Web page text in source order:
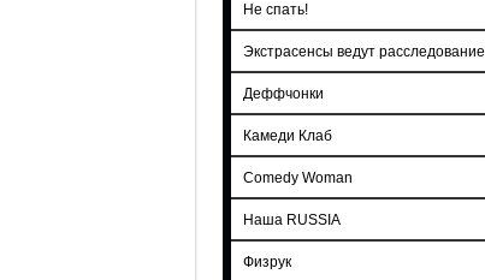
Не спать!
Экстрасенсы ведут расследование
Деффчонки
Камеди Клаб
Comedy Woman
Наша RUSSIA
Физрук